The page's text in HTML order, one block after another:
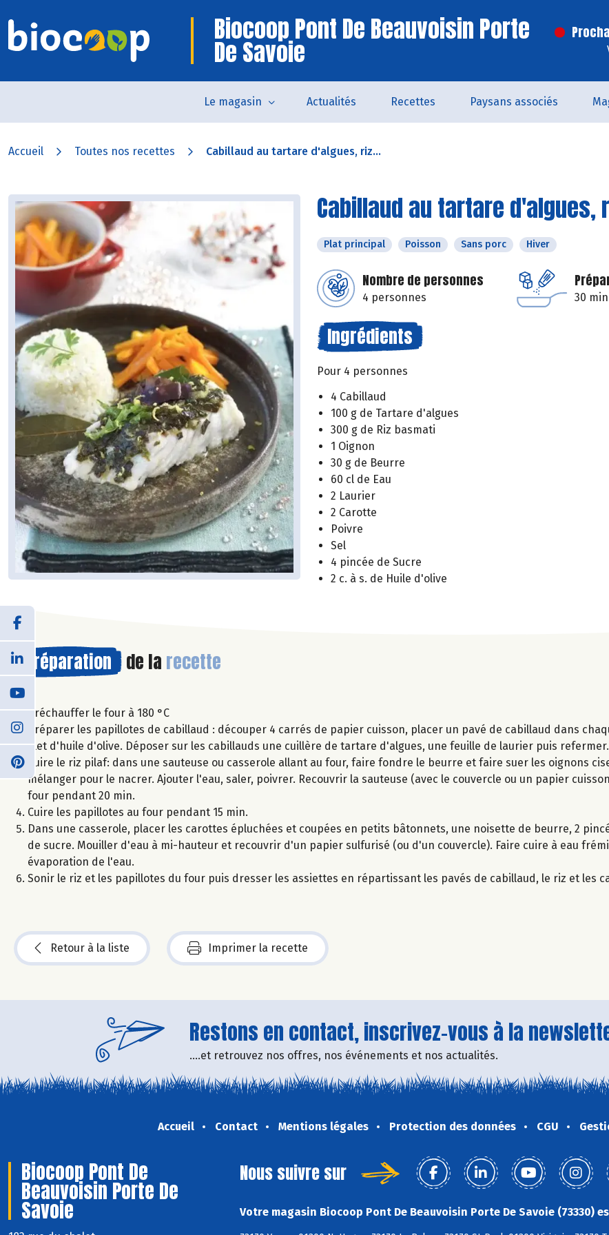
Biocoop Pont De Beauvoisin Porte
De Savoie
Le magasin Actualités Recettes Paysans associés
Accueil Toutes nos recettes Cabillaud au tartare d'algues, riz...
Cabillaud au tartare
Plat principal Poisson Sans porc Hiver
Nombre de personnes
4 personnes 30 min
Ingrédients
Pour 4 personnes
4 Cabillaud
100 g de Tartare d'algues
300 g de Riz basmati
1 Oignon
30 g de Beurre
60 cl de Eau
2 Laurier
2 Carotte
Poivre
Sel
4 pincée de Sucre
2 c. à s. de Huile d'olive
Préparation de la recette
Préchauffer le four à 180 °C
Préparer les papillotes de cabillaud : découper 4 carrés de papier cuisson, placer un pavé de cabillaud dans
filet d'huile d'olive. Déposer sur les cabillauds une cuillère de tartare d'algues, une feuille de laurier puis
Cuire le riz pilaf: dans une sauteuse ou casserole allant au four, faire fondre le beurre et faire suer les oignons
mélanger pour le nacrer. Ajouter l'eau, saler, poivrer. Recouvrir la sauteuse (avec le couvercle ou un papier
four pendant 20 min.
Cuire les papillotes au four pendant 15 min.
Dans une casserole, placer les carottes épluchées et coupées en petits bâtonnets, une noisette de beurre, 2
de sucre. Mouiller d'eau à mi-hauteur et recouvrir d'un papier sulfurisé (ou d'un couvercle). Faire cuire à eau
évaporation de l'eau.
Sonir le riz et les papillotes du four puis dresser les assiettes en répartissant les pavés de cabillaud, le riz et les
Retour à la liste Imprimer la recette
Restons en contact, inscrivez-vous à la
....et retrouvez nos offres, nos événements et nos actualités.
Accueil Contact Mentions légales Protection des données CGU
Biocoop Pont De
Beauvoisin Porte De
Savoie
Nous suivre sur
Votre magasin Biocoop Pont De Beauvoisin Porte De Savoie (73330)